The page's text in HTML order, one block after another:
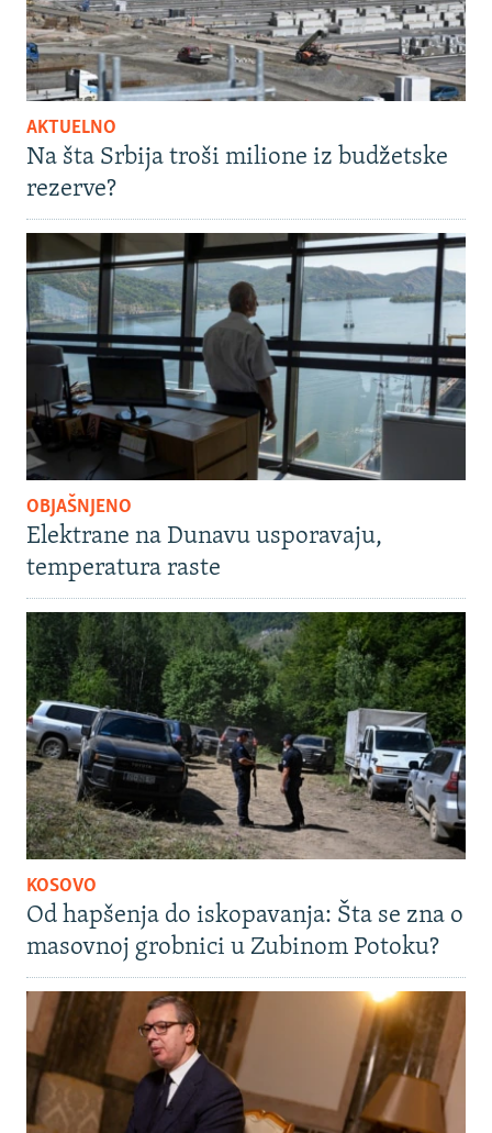
AKTUELNO
Na šta Srbija troši milione iz budžetske
rezerve?
OBJAŠNJENO
Elektrane na Dunavu usporavaju,
temperatura raste
KOSOVO
Od hapšenja do iskopavanja: Šta se zna o
masovnoj grobnici u Zubinom Potoku?